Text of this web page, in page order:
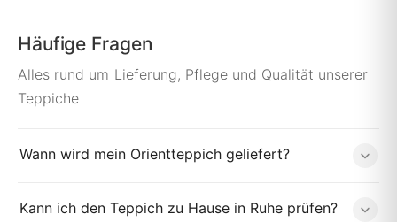
Häufige Fragen
Alles rund um Lieferung, Pflege und Qualität unserer
Teppiche
Wann wird mein Orientteppich geliefert?
Kann ich den Teppich zu Hause in Ruhe prüfen?